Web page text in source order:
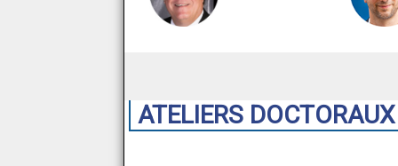
ATELIERS DOCTORAUX